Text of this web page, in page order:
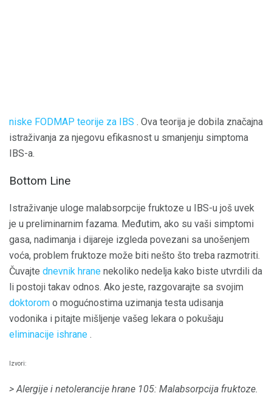
niske FODMAP teorije za IBS . Ova teorija je dobila značajna
istraživanja za njegovu efikasnost u smanjenju simptoma
IBS-a.
Bottom Line
Istraživanje uloge malabsorpcije fruktoze u IBS-u još uvek
je u preliminarnim fazama. Međutim, ako su vaši simptomi
gasa, nadimanja i dijareje izgleda povezani sa unošenjem
voća, problem fruktoze može biti nešto što treba razmotriti.
Čuvajte dnevnik hrane nekoliko nedelja kako biste utvrdili da
li postoji takav odnos. Ako jeste, razgovarajte sa svojim
doktorom o mogućnostima uzimanja testa udisanja
vodonika i pitajte mišljenje vašeg lekara o pokušaju
eliminacije ishrane .
Izvori:
> Alergije i netolerancije hrane 105: Malabsorpcija fruktoze.